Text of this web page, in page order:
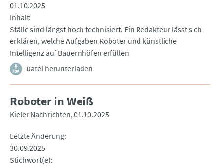
01.10.2025
Inhalt
Ställe sind längst hoch technisiert. Ein Redakteur lässt sich
erklären, welche Aufgaben Roboter und künstliche
Intelligenz auf Bauernhöfen erfüllen
Datei herunterladen
Roboter in Weiß
Kieler Nachrichten 01.10.2025
Letzte Änderung
30.09.2025
Stichwort(e)